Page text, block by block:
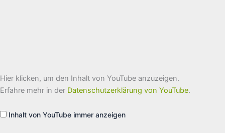
„Prof.
Dr.
Sahu
mit
Petra
Hier klicken, um den Inhalt von YouTube anzuzeigen.
Erfahre mehr in der Datenschutzerklärung von YouTube.
Inhalt von YouTube immer anzeigen